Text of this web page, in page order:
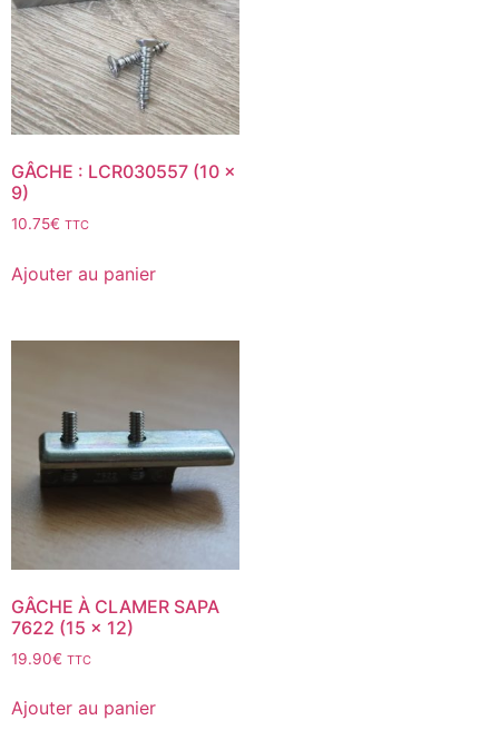
GÂCHE : LCR030557 (10 x
9)
10.75€ TTC
Ajouter au panier
GÂCHE À CLAMER SAPA
7622 (15 x 12)
19.90€ TTC
Ajouter au panier